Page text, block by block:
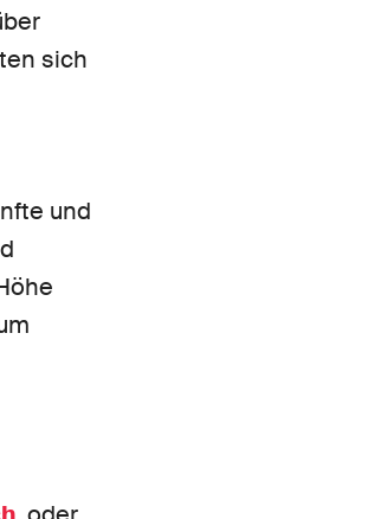
sich
und